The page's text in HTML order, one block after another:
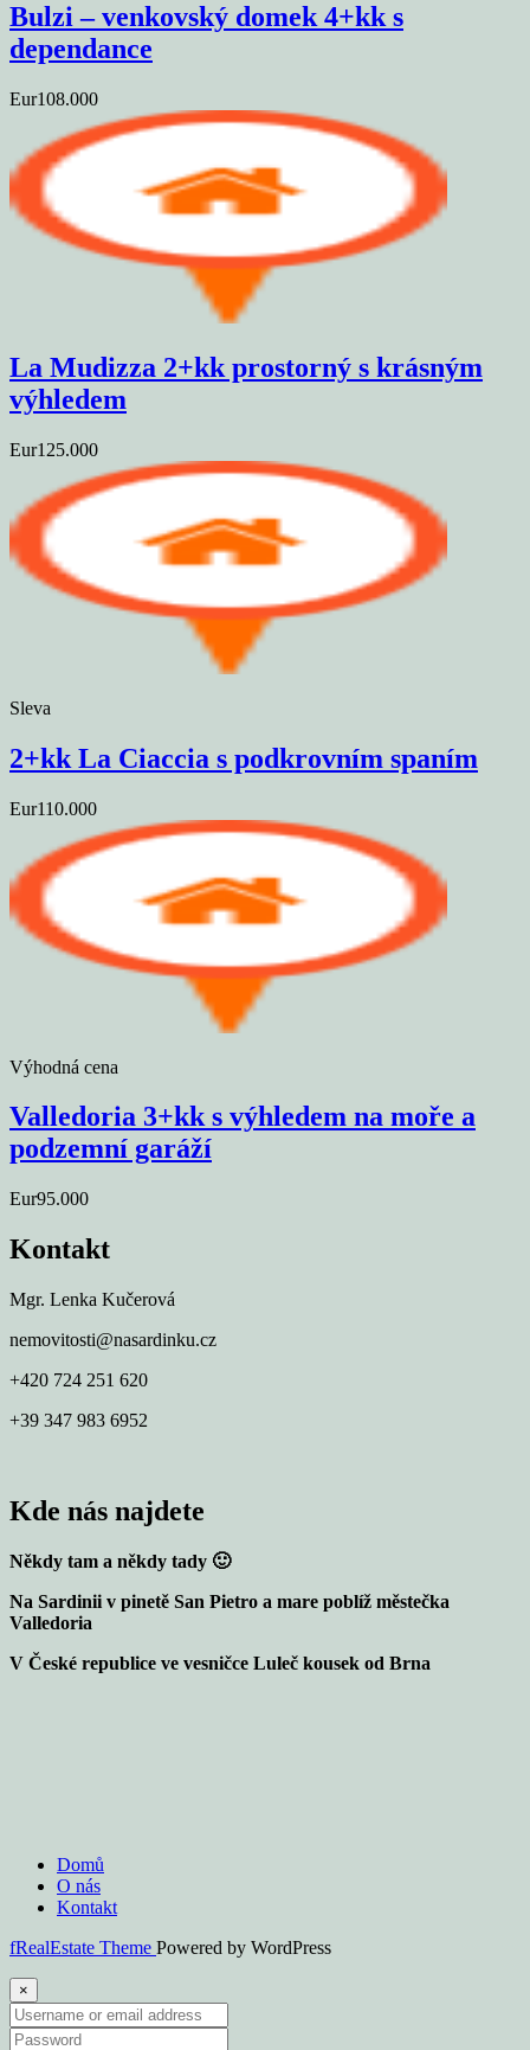
Bulzi – venkovský domek 4+kk s
dependance
Eur108.000
La Mudizza 2+kk prostorný s krásným
výhledem
Eur125.000
Sleva
2+kk La Ciaccia s podkrovním spaním
Eur110.000
Výhodná cena
Valledoria 3+kk s výhledem na moře a
podzemní garáží
Eur95.000
Kontakt
Mgr. Lenka Kučerová
nemovitosti@nasardinku.cz
+420 724 251 620
+39 347 983 6952
Kde nás najdete
Někdy tam a někdy tady 🙂
Na Sardinii v pinetě San Pietro a mare poblíž městečka
Valledoria
V České republice ve vesničce Luleč kousek od Brna
Domů
O nás
Kontakt
fRealEstate Theme Powered by WordPress
×